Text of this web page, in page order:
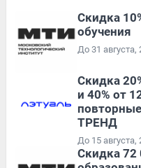
Скидка
обучения
До 31 августа,
Скидка
и 40% от
ТРЕНД
До 15 августа,
Скидка 72